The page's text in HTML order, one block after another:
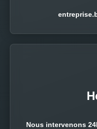
Nous intervenons